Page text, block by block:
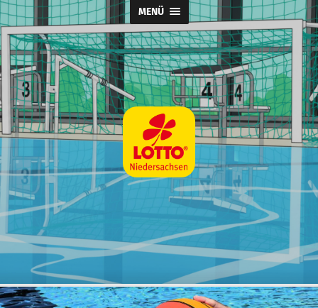
MENÜ
Wasserball
@